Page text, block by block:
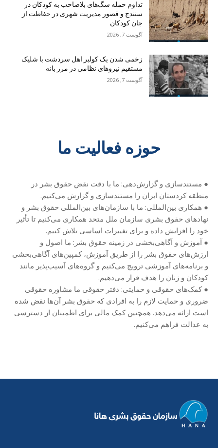
تداوم حمله سگ‌های بلاصاحب به کودکان در
سنندج و قصور مدیریت شهری در حفاظت از
جان کودکان
آگوست 7, 2026
زخمی شدن یک کولبر اهل سردشت با شلیک
مستقیم نیروهای نظامی در مرز بانه
آگوست 7, 2026
حوزه فعالیت ما
● مستندسازی و گزارش‌دهی: ما با دقت نقض حقوق بشر در
منطقه کردستان ایران را مستندسازی و گزارش می‌کنیم.
● همکاری بین‌المللی: ما با سازمان‌های بین‌المللی حقوق بشر و
نهادهای حقوق بشری سازمان ملل متحد همکاری می‌کنیم تا تأثیر
خود را افزایش داده و برای تغییرات اساسی تلاش کنیم.
● آموزش و آگاهی‌بخشی در زمینه حقوق بشر: ما اصول و
ارزش‌های حقوق بشر را از طریق آموزش، کمپین‌های آگاهی‌بخشی
و برنامه‌های آموزشی ترویج می‌کنیم و گروه‌های آسیب‌پذیر مانند
کودکان و زنان را هدف قرار می‌دهیم.
● کمک‌های حقوقی و حمایتی: دفتر حقوقی ما مشاوره حقوقی
ضروری و حمایت لازم را به افرادی که حقوق بشر آن‌ها نقض شده
است ارائه می‌دهد. همچنین کمک مالی برای اطمینان از دسترسی
به عدالت فراهم می‌کنیم.